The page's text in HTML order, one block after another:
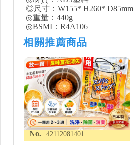
◎尺寸：W155* H260* D85mm
◎重量：440g
◎BSMI：R4A106
相關推薦商品
No. 42112081401